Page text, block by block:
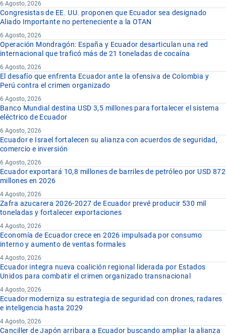
6 Agosto, 2026
Congresistas de EE. UU. proponen que Ecuador sea designado
Aliado Importante no perteneciente a la OTAN
6 Agosto, 2026
Operación Mondragón: España y Ecuador desarticulan una red
internacional que traficó más de 21 toneladas de cocaína
6 Agosto, 2026
El desafío que enfrenta Ecuador ante la ofensiva de Colombia y
Perú contra el crimen organizado
6 Agosto, 2026
Banco Mundial destina USD 3,5 millones para fortalecer el sistema
eléctrico de Ecuador
6 Agosto, 2026
Ecuador e Israel fortalecen su alianza con acuerdos de seguridad,
comercio e inversión
6 Agosto, 2026
Ecuador exportará 10,8 millones de barriles de petróleo por USD 872
millones en 2026
4 Agosto, 2026
Zafra azucarera 2026-2027 de Ecuador prevé producir 530 mil
toneladas y fortalecer exportaciones
4 Agosto, 2026
Economía de Ecuador crece en 2026 impulsada por consumo
interno y aumento de ventas formales
4 Agosto, 2026
Ecuador integra nueva coalición regional liderada por Estados
Unidos para combatir el crimen organizado transnacional
4 Agosto, 2026
Ecuador moderniza su estrategia de seguridad con drones, radares
e inteligencia hasta 2029
4 Agosto, 2026
Canciller de Japón arribara a Ecuador buscando ampliar la alianza